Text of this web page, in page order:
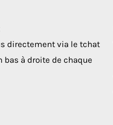
directement via le tchat
bas à droite de chaque